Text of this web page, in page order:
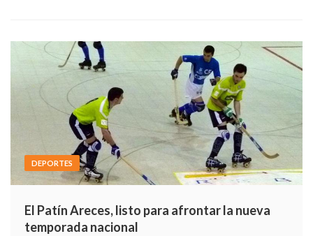
DEPORTES
El Patín Areces, listo para afrontar la nueva
temporada nacional